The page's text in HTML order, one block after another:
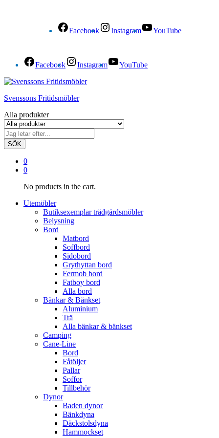
Facebook Instagram YouTube
Facebook Instagram YouTube
Svenssons Fritidsmöbler
Alla produkter
SÖK
0
0
No products in the cart.
Utemöbler
Butiksexemplar trädgårdsmöbler
Belysning
Bord
Matbord
Soffbord
Sidobord
Grythyttan bord
Fermob bord
Fatboy bord
Alla bord
Bänkar & Bänkset
Aluminium
Trä
Alla bänkar & bänkset
Camping
Cane-Line
Bord
Fåtöljer
Pallar
Soffor
Tillbehör
Dynor
Baden dynor
Bänkdyna
Däckstolsdyna
Hammockset